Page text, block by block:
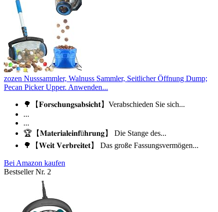
zozen Nusssammler, Walnuss Sammler, Seitlicher Öffnung Dump;
Pecan Picker Upper. Anwenden...
🌳【𝐅𝐨𝐫𝐬𝐜𝐡𝐮𝐧𝐠𝐬𝐚𝐛𝐬𝐢𝐜𝐡𝐭】Verabschieden Sie sich...
...
...
🏆【𝐌𝐚𝐭𝐞𝐫𝐢𝐚𝐥𝐞𝐢𝐧𝐟ü𝐡𝐫𝐮𝐧𝐠】 Die Stange des...
🌳【𝐖𝐞𝐢𝐭 𝐕𝐞𝐫𝐛𝐫𝐞𝐢𝐭𝐞𝐭】 Das große Fassungsvermögen...
Bei Amazon kaufen
Bestseller Nr. 2